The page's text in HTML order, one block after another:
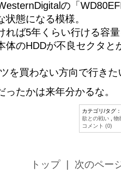
の「
態になる模様。
れば5年くらい行ける容
体のHDDが不良セクタ
を買わない方向で行きた
たかは来年分かるな。
カテゴリ/タグ：
欲との戦い
物
コメント (0)
トップ | 次のペー